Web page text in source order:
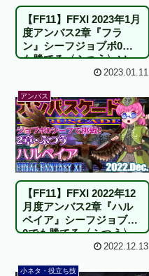
【FF11】FFXI 2023年1月
度アンバス2章『フラ
ン』シーフジョブポ0で
も勝てる〈ふつう〉ソ
2023.01.11
アンバス
【FF11】FFXI 2022年12
月度アンバス2章『ハル
ペイア』シーフジョブポ
0でも勝てる〈ふつう〉
2022.12.13
小ネタ・役立ち技